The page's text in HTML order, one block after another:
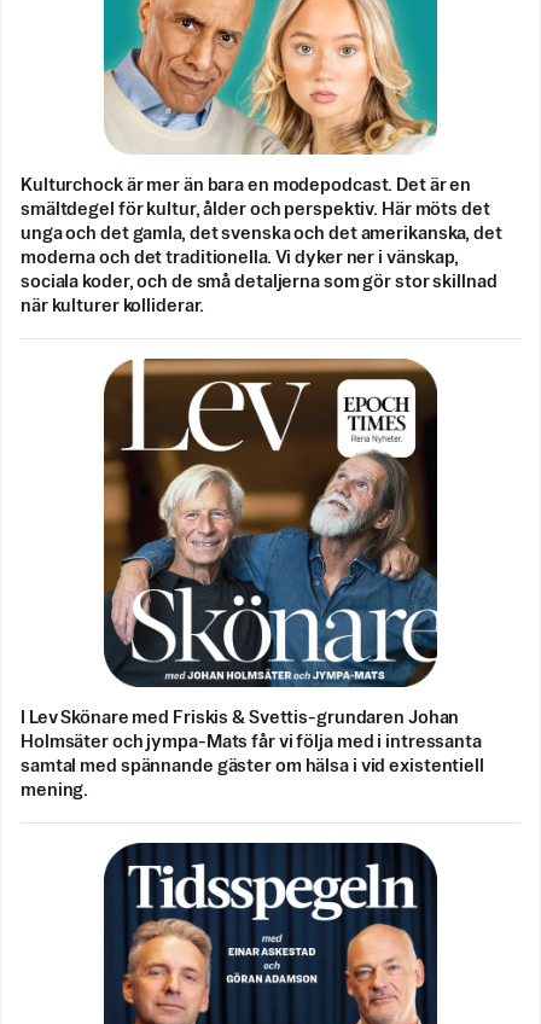
Kulturchock är mer än bara en modepodcast. Det är en
smältdegel för kultur, ålder och perspektiv. Här möts det
unga och det gamla, det svenska och det amerikanska, det
moderna och det traditionella. Vi dyker ner i vänskap,
sociala koder, och de små detaljerna som gör stor skillnad
när kulturer kolliderar.
I Lev Skönare med Friskis & Svettis-grundaren Johan
Holmsäter och jympa-Mats får vi följa med i intressanta
samtal med spännande gäster om hälsa i vid existentiell
mening.